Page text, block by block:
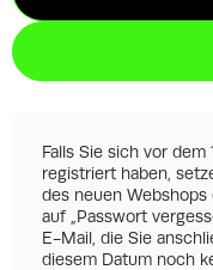
Falls Sie sich vor
registriert haben,
des neuen Webshops
auf „Passwort
E-Mail, die Sie
diesem Datum noch